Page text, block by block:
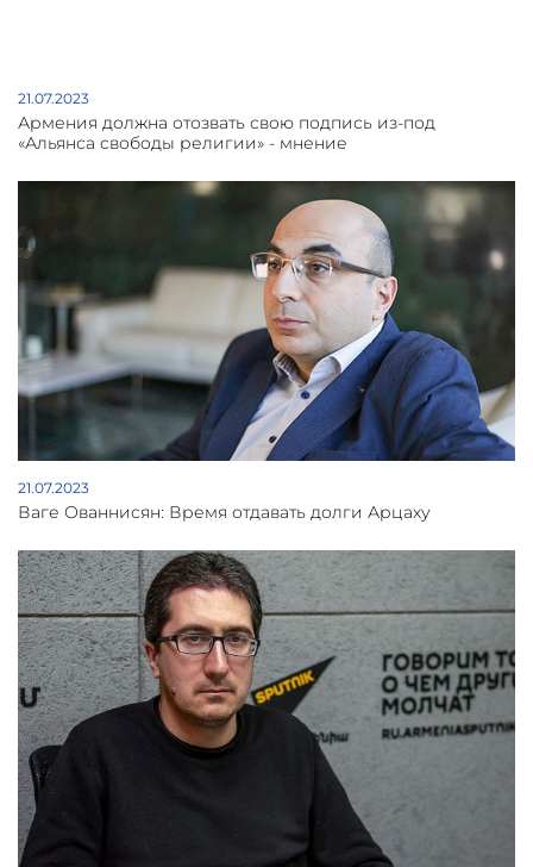
21.07.2023
Армения должна отозвать свою подпись из-под
«Альянса свободы религии» - мнение
21.07.2023
Ваге Ованнисян: Время отдавать долги Арцаху